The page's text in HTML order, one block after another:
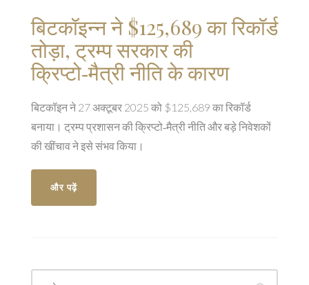
बिटकॉइन्‍न ने $125,689 का रिकॉर्ड
तोड़ा, ट्रम्प सरकार की
क्रिप्टो‑मैत्री नीति के कारण
बिटकॉइन ने 27 अक्टूबर 2025 को $125,689 का रिकॉर्ड
बनाया। ट्रम्प प्रशासन की क्रिप्टो‑मैत्री नीति और बड़े निवेशकों
की खींचाव ने इसे संभव किया।
और पढ़ें